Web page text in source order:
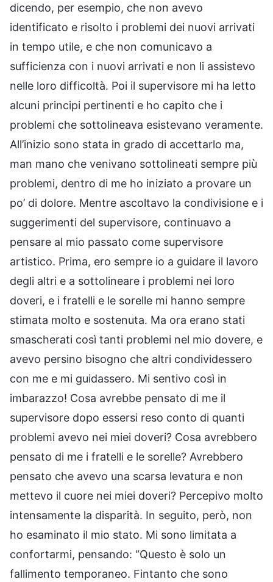
dicendo, per esempio, che non avevo
identificato e risolto i problemi dei nuovi arrivati
in tempo utile, e che non comunicavo a
sufficienza con i nuovi arrivati e non li assistevo
nelle loro difficoltà. Poi il supervisore mi ha letto
alcuni principi pertinenti e ho capito che i
problemi che sottolineava esistevano veramente.
All’inizio sono stata in grado di accettarlo ma,
man mano che venivano sottolineati sempre più
problemi, dentro di me ho iniziato a provare un
po’ di dolore. Mentre ascoltavo la condivisione e i
suggerimenti del supervisore, continuavo a
pensare al mio passato come supervisore
artistico. Prima, ero sempre io a guidare il lavoro
degli altri e a sottolineare i problemi nei loro
doveri, e i fratelli e le sorelle mi hanno sempre
stimata molto e sostenuta. Ma ora erano stati
smascherati così tanti problemi nel mio dovere, e
avevo persino bisogno che altri condividessero
con me e mi guidassero. Mi sentivo così in
imbarazzo! Cosa avrebbe pensato di me il
supervisore dopo essersi reso conto di quanti
problemi avevo nei miei doveri? Cosa avrebbero
pensato di me i fratelli e le sorelle? Avrebbero
pensato che avevo una scarsa levatura e non
mettevo il cuore nei miei doveri? Percepivo molto
intensamente la disparità. In seguito, però, non
ho esaminato il mio stato. Mi sono limitata a
confortarmi, pensando: “Questo è solo un
fallimento temporaneo. Fintanto che sono